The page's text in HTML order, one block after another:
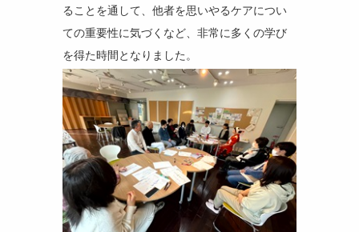
ることを通して、他者を思いやるケアについ
ての重要性に気づくなど、非常に多くの学び
を得た時間となりました。